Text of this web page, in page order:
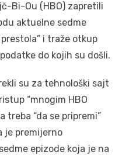
Bi-Ou (HBO) zapretili
aktuelne sedme
i traže otkup
do kojih su došli.
su za tehnološki sajt
“mnogim HBO
“da se pripremi”
je premijerno
epizode koja je na